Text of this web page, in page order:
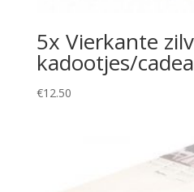
5x Vierkante
kadootjes/
€12.50